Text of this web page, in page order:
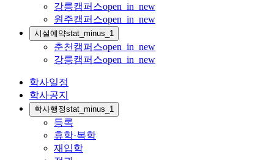
강릉캠퍼스open_in_new
원주캠퍼스open_in_new
시설예약stat_minus_1
춘천캠퍼스open_in_new
강릉캠퍼스open_in_new
학사일정
학사공지
학사행정stat_minus_1
등록
휴학·복학
재입학